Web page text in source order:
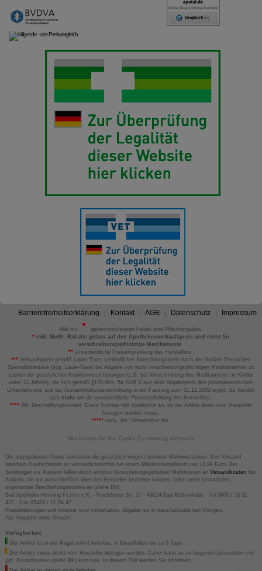
Barrierefreiheitserklärung Kontakt AGB Datenschutz Impressum
Alle mit
gekennzeichneten Felder sind Pflichtangaben.
*inkl. MwSt. Rabatte gelten auf den Apothekenverkaufspreis und nicht für
verschreibungspflichtige Medikamente.
** Unverbindliche Preisempfehlung des Herstellers.
*** Verkaufspreis gemäß Lauer-Taxe; verbindlicher Abrechnungspreis nach der Großen Deutschen
Spezialitätentaxe (sog. Lauer-Taxe) bei Abgabe von nicht verschreibungspflichtigen Medikamenten zu
Lasten der gesetzlichen Krankenversicherungen (z.B. bei Verschreibung des Medikaments an Kinder
unter 12 Jahren), die sich gemäß §129 Abs. 5a SGB V aus dem Abgabepreis des pharmazeutischen
Unternehmens und der Arzneimittelpreisverordnung in der Fassung zum 31.12.2003 ergibt. Es handelt
sich nicht um die unverbindliche Preisempfehlung des Herstellers.
****BK: Beschaffungskosten. Diese Summe fällt zusätzlich an, da der Artikel direkt vom Hersteller
bezogen werden muss.
*****verw. bis: Verwendbar bis.
Hier können Sie Ihre Cookie-Zustimmung widerrufen
Die angegebenen Preise beinhalten die gesetzlich vorgeschriebene Mehrwertsteuer. Der Versand
innerhalb Deutschlands ist versandkostenfrei bei einem Mindestbestellwert von 13,99 Euro. Bei
Sendungen ins Ausland fallen durch erhöhte Versicherungsgebühren Mehrkosten an VersandkostenBei
Artikeln, die wir ausschließlich über den Hersteller beziehen können, fallen unter Umständen
sogenannte Beschaffungskosten an (siehe BK).
Bad Apotheke Henning Fichter e.K. - Frankfurter Str. 27 - 49214 Bad Rothenfelde - Tel 0800 / 10 11
422 - Fax 05424 / 21 64 47
Preisänderungen und Irrtümer sind vorbehalten. Abgabe nur in haushaltsüblichen Mengen.
Alle Angaben ohne Gewähr.
Verfügbarkeit:
Der Artikel ist in der Regel sofort lieferbar, in Einzelfällen bis zu 6 Tage.
Der Artikel muss direkt vom Hersteller bezogen werden. Daher kann es zu längeren Lieferzeiten und
ggf. Zusatzkosten (siehe BK) kommen. In diesem Fall werden Sie informiert.